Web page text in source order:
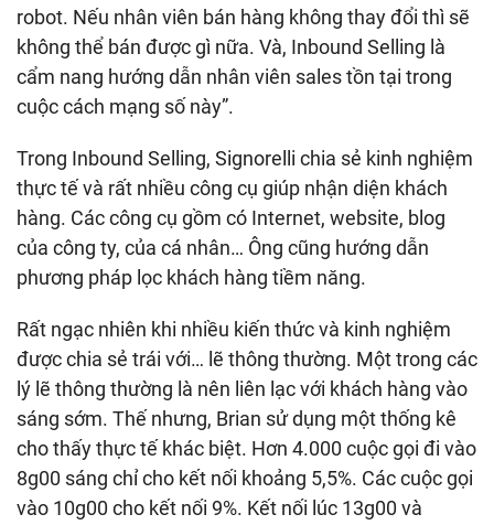
robot. Nếu nhân viên bán hàng không thay đổi thì sẽ
không thể bán được gì nữa. Và, Inbound Selling là
cẩm nang hướng dẫn nhân viên sales tồn tại trong
cuộc cách mạng số này”.
Trong Inbound Selling, Signorelli chia sẻ kinh nghiệm
thực tế và rất nhiều công cụ giúp nhận diện khách
hàng. Các công cụ gồm có Internet, website, blog
của công ty, của cá nhân… Ông cũng hướng dẫn
phương pháp lọc khách hàng tiềm năng.
Rất ngạc nhiên khi nhiều kiến thức và kinh nghiệm
được chia sẻ trái với… lẽ thông thường. Một trong các
lý lẽ thông thường là nên liên lạc với khách hàng vào
sáng sớm. Thế nhưng, Brian sử dụng một thống kê
cho thấy thực tế khác biệt. Hơn 4.000 cuộc gọi đi vào
8g00 sáng chỉ cho kết nối khoảng 5,5%. Các cuộc gọi
vào 10g00 cho kết nối 9%. Kết nối lúc 13g00 và